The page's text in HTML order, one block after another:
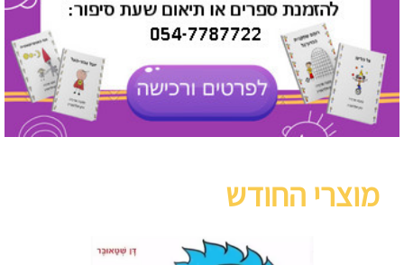
מוצרי החודש